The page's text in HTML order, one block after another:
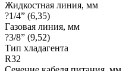
Жидкостная линия, мм
?1/4” (6,35)
Газовая линия, мм
?3/8” (9,52)
Тип хладагента
R32